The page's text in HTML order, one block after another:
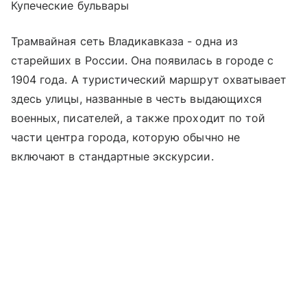
Купеческие бульвары
Трамвайная сеть Владикавказа - одна из
старейших в России. Она появилась в городе с
1904 года. А туристический маршрут охватывает
здесь улицы, названные в честь выдающихся
военных, писателей, а также проходит по той
части центра города, которую обычно не
включают в стандартные экскурсии.